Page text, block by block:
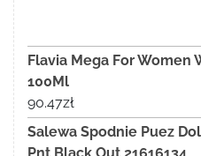
Flavia Mega For Women
100Ml
90.47zł
Salewa Spodnie Puez
Pnt Black Out 21616134